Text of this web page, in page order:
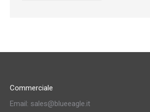
Commerciale
Email: sales@blueeagle.it